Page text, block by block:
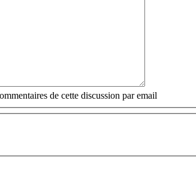
de cette discussion par email